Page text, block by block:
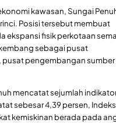
kawasan, Sungai
Posisi tersebut membuat
ekspansi fisik perkotaan
sebagai pusat
pengembangan sumber
mencatat sejumlah
sebesar 4,39 persen, Indeks
kemiskinan berada pada